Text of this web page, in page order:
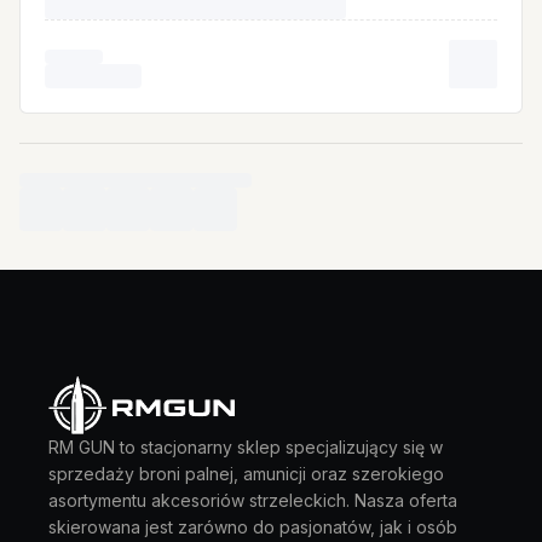
RM GUN to stacjonarny sklep specjalizujący się w
sprzedaży broni palnej, amunicji oraz szerokiego
asortymentu akcesoriów strzeleckich. Nasza oferta
skierowana jest zarówno do pasjonatów, jak i osób